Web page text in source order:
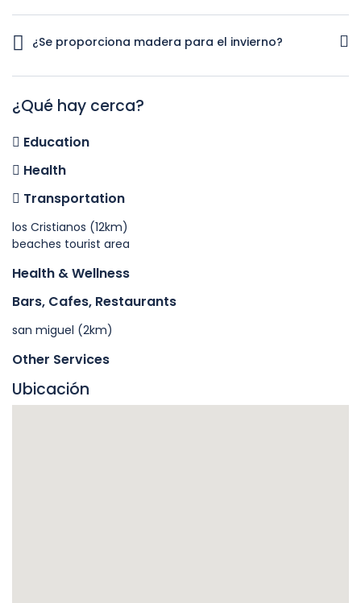
¿Se proporciona madera para el invierno?
Sí, le proporcionamos toda la leña y leña para pasar esa
¿Qué hay cerca?
Education
Health
Transportation
los Cristianos (12km)
beaches tourist area
Health & Wellness
Bars, Cafes, Restaurants
san miguel (2km)
Other Services
Ubicación